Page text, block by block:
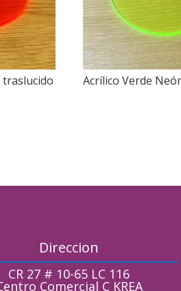
Acrílico Verde
Direccion
CR 27 # 10-65 LC 116
Comercial C KREA